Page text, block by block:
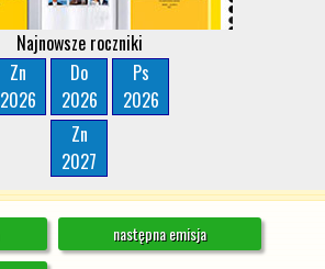
Najnowsze roczniki
Zn
2026
Do
2026
Ps
2026
Zn
2027
następna emisja